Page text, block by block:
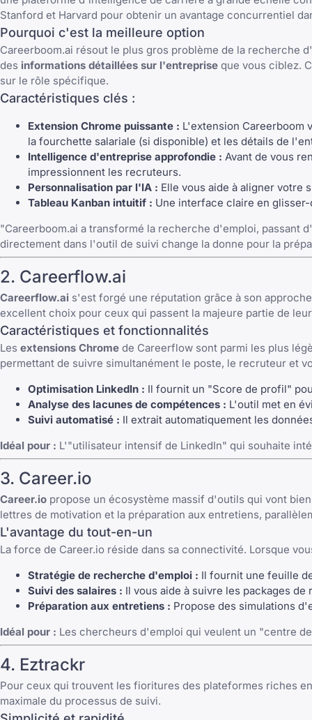
Stanford et Harvard pour obtenir un avantage concurrentiel
Pourquoi c'est la meilleure option
Careerboom.ai résout le plus gros problème de la recherche
des informations détaillées sur l'entreprise que vous ciblez.
sur le rôle spécifique.
Caractéristiques clés :
Extension Chrome puissante : L'extension Careerboom
la fourchette salariale (si disponible) et les détails de
Intelligence d'entreprise approfondie : Avant de vous
impressionnent les recruteurs.
Personnalisation par l'IA : Elle vous aide à aligner votre
Tableau Kanban intuitif : Une interface claire en
"Careerboom.ai a transformé la recherche d'emploi, passant
directement dans l'outil de suivi change la donne pour la
2. Careerflow.ai
Careerflow.ai s'est forgé une réputation grâce à son
excellent choix pour ceux qui passent la majeure partie de
Caractéristiques et fonctionnalités
Les extensions Chrome de Careerflow sont parmi les plus
permettant de suivre simultanément le poste, le recruteur et
Optimisation LinkedIn : Il fournit un "Score de profil"
Analyse des lacunes de compétences : L'outil met en
Suivi automatisé : Il extrait automatiquement les
Idéal pour : L'"utilisateur intensif de LinkedIn" qui souhaite
3. Career.io
Career.io propose un écosystème massif d'outils qui vont
lettres de motivation et la préparation aux entretiens,
L'avantage du tout-en-un
La force de Career.io réside dans sa connectivité. Lorsque
Stratégie de recherche d'emploi : Il fournit une feuille
Suivi des salaires : Il vous aide à suivre les packages
Préparation aux entretiens : Propose des simulations
Idéal pour : Les chercheurs d'emploi qui veulent un "centre
4. Eztrackr
Pour ceux qui trouvent les fioritures des plateformes riches
maximale du processus de suivi.